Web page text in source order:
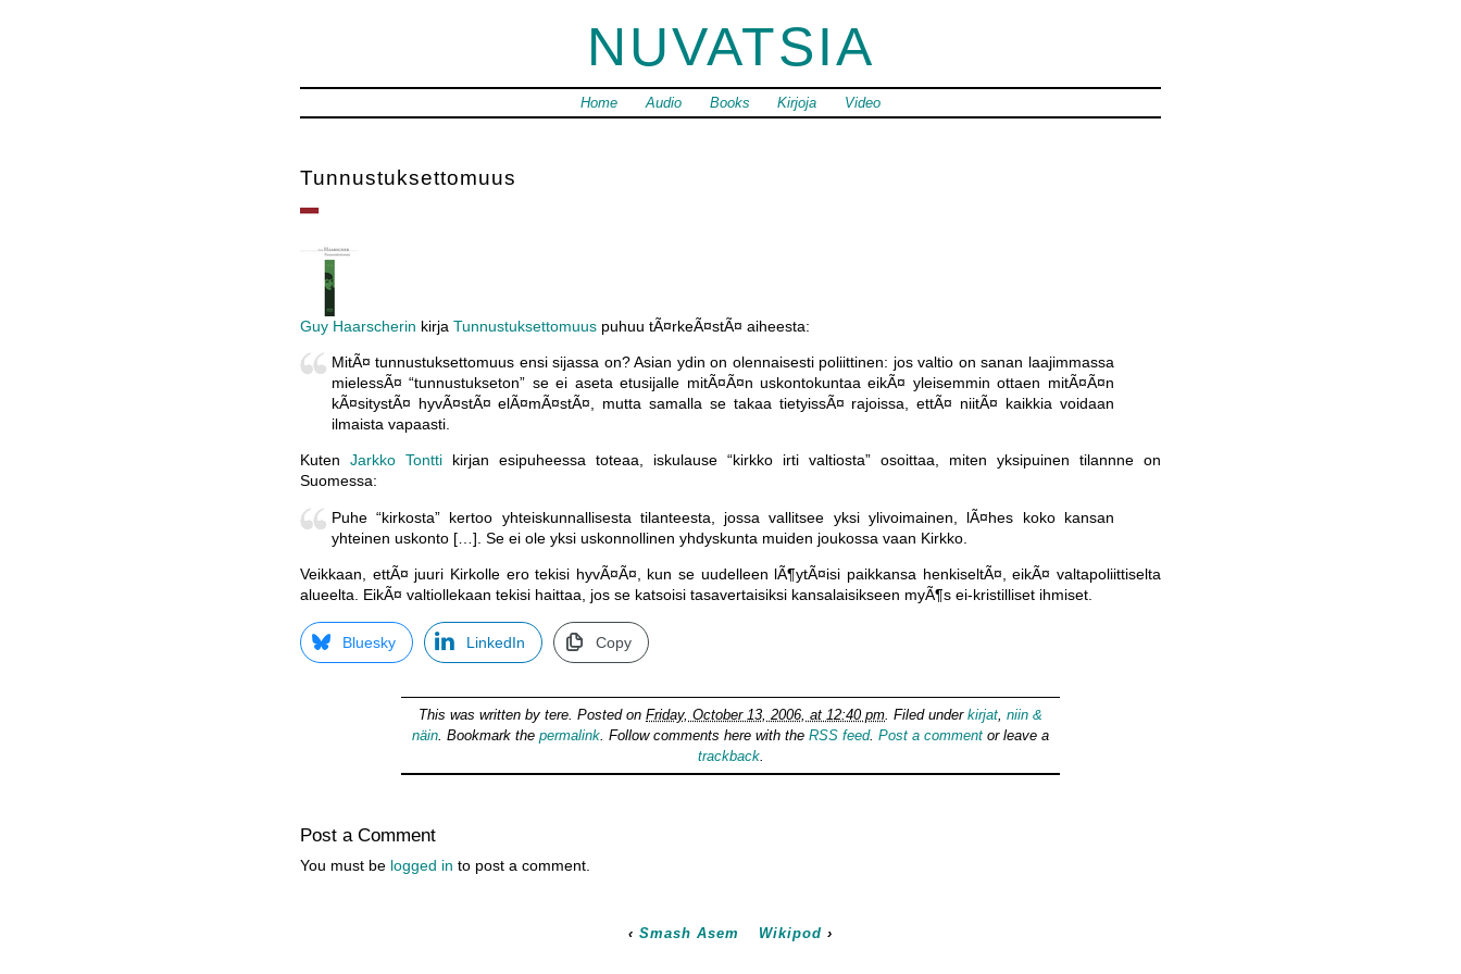
NUVATSIA
Home Audio Books Kirjoja Video
Tunnustuksettomuus
Guy Haarscherin kirja Tunnustuksettomuus puhuu tÃ¤rkeÃ¤stÃ¤ aiheesta:
MitÃ¤ tunnustuksettomuus ensi sijassa on? Asian ydin on olennaisesti poliittinen: jos valtio on sanan laajimmassa
mielessÃ¤ “tunnustukseton” se ei aseta etusijalle mitÃ¤Ã¤n uskontokuntaa eikÃ¤ yleisemmin ottaen mitÃ¤Ã¤n
kÃ¤sitystÃ¤ hyvÃ¤stÃ¤ elÃ¤mÃ¤stÃ¤, mutta samalla se takaa tietyissÃ¤ rajoissa, ettÃ¤ niitÃ¤ kaikkia voidaan
ilmaista vapaasti.
Kuten Jarkko Tontti kirjan esipuheessa toteaa, iskulause “kirkko irti valtiosta” osoittaa, miten yksipuinen tilannne on
Suomessa:
Puhe “kirkosta” kertoo yhteiskunnallisesta tilanteesta, jossa vallitsee yksi ylivoimainen, lÃ¤hes koko kansan
yhteinen uskonto […]. Se ei ole yksi uskonnollinen yhdyskunta muiden joukossa vaan Kirkko.
Veikkaan, ettÃ¤ juuri Kirkolle ero tekisi hyvÃ¤Ã¤, kun se uudelleen lÃ¶ytÃ¤isi paikkansa henkiseltÃ¤, eikÃ¤ valtapoliittiselta
alueelta. EikÃ¤ valtiollekaan tekisi haittaa, jos se katsoisi tasavertaisiksi kansalaisikseen myÃ¶s ei-kristilliset ihmiset.
Bluesky LinkedIn Copy
This was written by tere. Posted on Friday, October 13, 2006, at 12:40 pm. Filed under kirjat, niin &
näin. Bookmark the permalink. Follow comments here with the RSS feed. Post a comment or leave a
trackback.
Post a Comment
You must be logged in to post a comment.
‹Smash Asem Wikipod ›